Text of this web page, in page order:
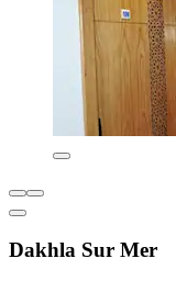
Dakhla Sur Mer